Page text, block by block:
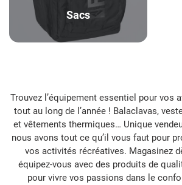
Sacs
Trouvez l’équipement essentiel pour vos
tout au long de l’année ! Balaclavas,
et vêtements thermiques… Unique
nous avons tout ce qu’il vous faut pour
vos activités récréatives. Magasinez
équipez-vous avec des produits de
pour vivre vos passions dans le